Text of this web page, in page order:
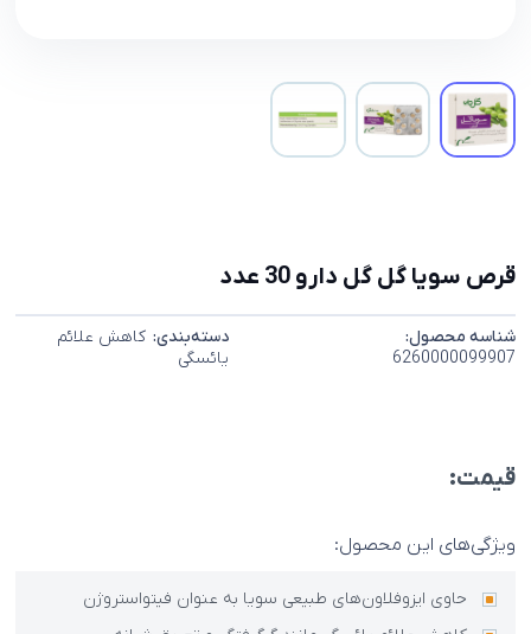
قرص سویا گل گل دارو 30 عدد
شناسه محصول:
6260000099907
دسته‌بندی: کاهش علائم
یائسگی
قیمت:
ویژگی‌های این محصول:
حاوی ایزوفلاون‌های طبیعی سویا به عنوان فیتواستروژن